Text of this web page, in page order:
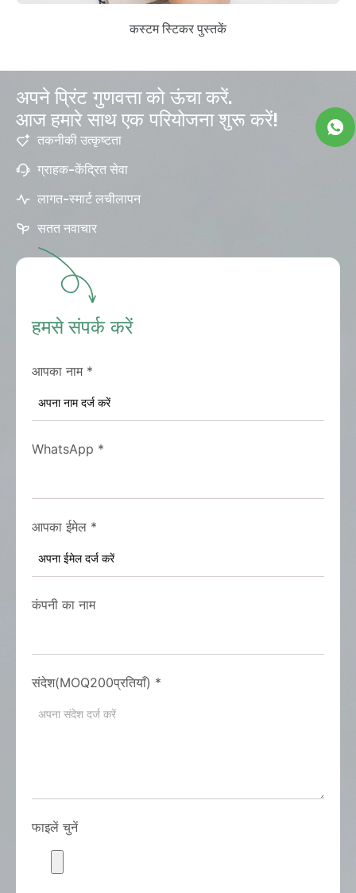
कस्टम स्टिकर पुस्तकें
अपने प्रिंट गुणवत्ता को ऊंचा करें.
आज हमारे साथ एक परियोजना शुरू करें!
तकनीकी उत्कृष्टता
ग्राहक-केंद्रित सेवा
लागत-स्मार्ट लचीलापन
सतत नवाचार
हमसे संपर्क करें
आपका नाम *
WhatsApp *
आपका ईमेल *
कंपनी का नाम
संदेश(MOQ200प्रतियाँ) *
फाइलें चुनें